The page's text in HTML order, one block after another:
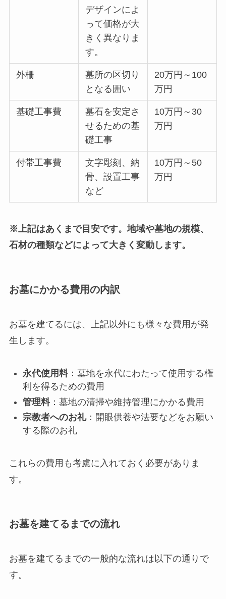
デザインによ
って価格が大
きく異なりま
す。
外柵
墓所の区切り
となる囲い
20万円～100
万円
基礎工事費
墓石を安定さ
せるための基
礎工事
10万円～30
万円
付帯工事費
文字彫刻、納
骨、設置工事
など
10万円～50
万円
※上記はあくまで目安です。地域や墓地の規模、
石材の種類などによって大きく変動します。
お墓にかかる費用の内訳
お墓を建てるには、上記以外にも様々な費用が発
生します。
永代使用料：墓地を永代にわたって使用する権
利を得るための費用
管理料：墓地の清掃や維持管理にかかる費用
宗教者へのお礼：開眼供養や法要などをお願い
する際のお礼
これらの費用も考慮に入れておく必要がありま
す。
お墓を建てるまでの流れ
お墓を建てるまでの一般的な流れは以下の通りで
す。